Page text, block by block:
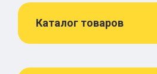
Каталог товаров